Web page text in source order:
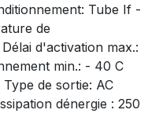
Tube If -
de
d'activation max.:
min.: - 40 C
de sortie: AC
dénergie : 250